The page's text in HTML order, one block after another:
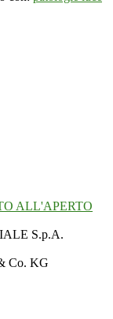
ALL'APERTO
S.p.A.
Co. KG